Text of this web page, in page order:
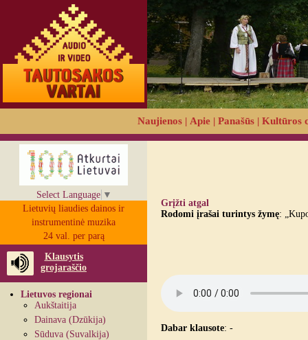
Naujienos | Apie | Panašūs | Kultūros
Select Language ▼
Lietuvių liaudies dainos ir
instrumentinė muzika
24 val. per parą
Klausytis
grojaraščio
Lietuvos regionai
Aukštaitija
Dainava (Dzūkija)
Sūduva (Suvalkija)
Grįžti atgal
Rodomi įrašai turintys žymę:
Dabar klausote: -